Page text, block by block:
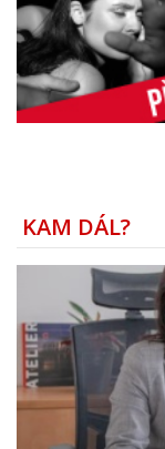
KAM DÁL?